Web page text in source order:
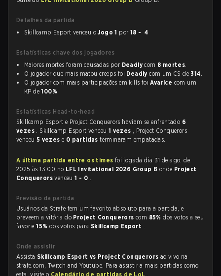
Detalhes da partida
Skillcamp Esport venceu oJogo 1 por 18 - 4
Estatísticas chave dos jogadores
Maiores mortes foram causadas por Deadly com 8 mortes.
O jogador que mais matou creeps foi Deadly com um CS de314.
O jogador com mais participações em kills foiAvarice com um
KP de100%.
Estatísticas Head-to-head
Skillcamp Esport e Project Conquerors haviam se enfrentado 6
vezes . Skillcamp Esport venceu 1 vezes , Project Conquerors
venceu 5 vezese 0 partidasterminaram empatadas.
A última partida entre os times foi jogada dia 31 de ago. de
2025 às 13:00 no LFL Invitational 2026 Group B onde Project
Conquerorsvenceu1 - 0 .
Previsão da partida
Usuários da Strafe tem um favorito absoluto para a partida, e
preveem a vitória do Project Conquerorscom 85%dos votos a seu
favor e15% dos votos para Skillcamp Esport .
Onde assistir
AssistaSkillcamp Esport vs Project Conquerors ao vivo na
strafe.com, Twitch and Youtube. Para assistir a mais partidas como
esta, visite o Calendário de partidas de LoL .